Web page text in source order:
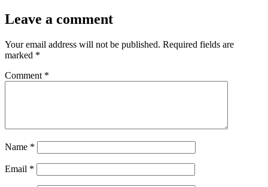
Leave a comment
Your email address will not be published. Required fields are
marked *
Comment *
Name *
Email *